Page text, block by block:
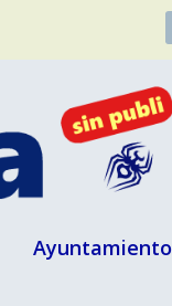
Ayuntamiento